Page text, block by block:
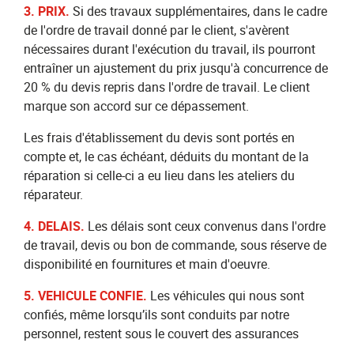
3. PRIX. Si des travaux supplémentaires, dans le cadre
de l'ordre de travail donné par le client, s'avèrent
nécessaires durant l'exécution du travail, ils pourront
entraîner un ajustement du prix jusqu'à concurrence de
20 % du devis repris dans l'ordre de travail. Le client
marque son accord sur ce dépassement.
Les frais d'établissement du devis sont portés en
compte et, le cas échéant, déduits du montant de la
réparation si celle-ci a eu lieu dans les ateliers du
réparateur.
4. DELAIS. Les délais sont ceux convenus dans l'ordre
de travail, devis ou bon de commande, sous réserve de
disponibilité en fournitures et main d'oeuvre.
5. VEHICULE CONFIE. Les véhicules qui nous sont
confiés, même lorsqu’ils sont conduits par notre
personnel, restent sous le couvert des assurances